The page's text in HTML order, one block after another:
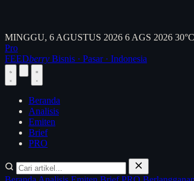
MINGGU, 6 AGUSTUS 2026 6 AGS 2026 30°C
Pro
FEEDberry Bisnis · Pasar · Indonesia
Beranda
Analisis
Emiten
Brief
PRO